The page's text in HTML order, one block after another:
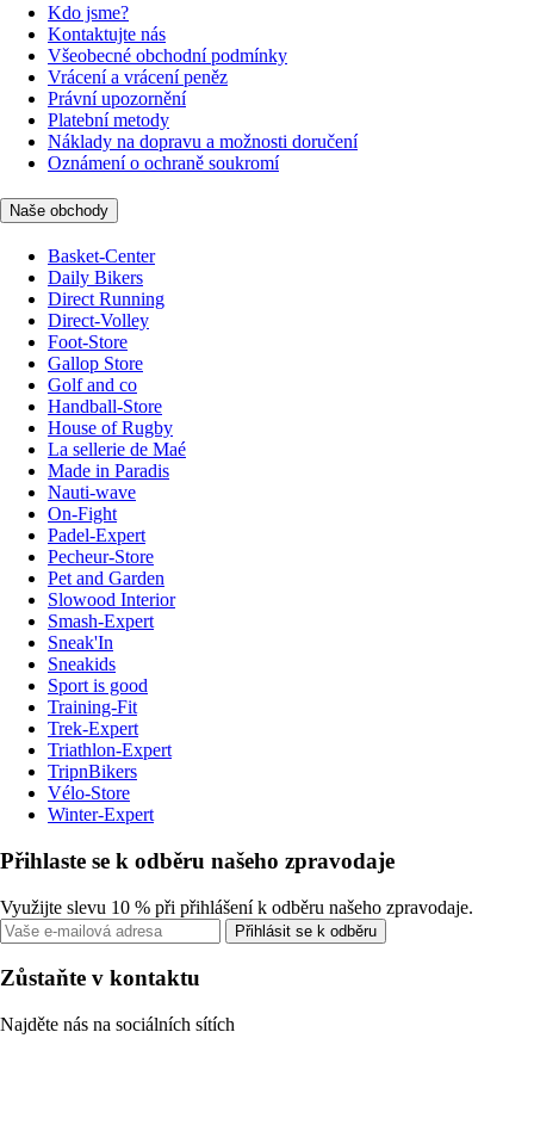
Kdo jsme?
Kontaktujte nás
Všeobecné obchodní podmínky
Vrácení a vrácení peněz
Právní upozornění
Platební metody
Náklady na dopravu a možnosti doručení
Oznámení o ochraně soukromí
Naše obchody
Basket-Center
Daily Bikers
Direct Running
Direct-Volley
Foot-Store
Gallop Store
Golf and co
Handball-Store
House of Rugby
La sellerie de Maé
Made in Paradis
Nauti-wave
On-Fight
Padel-Expert
Pecheur-Store
Pet and Garden
Slowood Interior
Smash-Expert
Sneak'In
Sneakids
Sport is good
Training-Fit
Trek-Expert
Triathlon-Expert
TripnBikers
Vélo-Store
Winter-Expert
Přihlaste se k odběru našeho zpravodaje
Využijte slevu 10 % při přihlášení k odběru našeho zpravodaje.
Přihlásit se k odběru
Zůstaňte v kontaktu
Najděte nás na sociálních sítích